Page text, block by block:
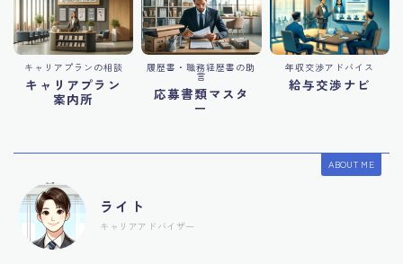
キャリアプランの相談
キャリアプラン
案内所
履歴書・職務経歴書の助
言
応募書類マスタ
ー
年収交渉アドバイス
給与交渉ナビ
ABOUT ME
ライト
キャリアアドバイザー